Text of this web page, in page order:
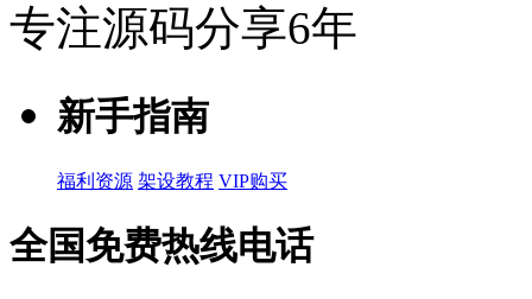
专注源码分享6年
新手指南
福利资源 架设教程 VIP购买
全国免费热线电话